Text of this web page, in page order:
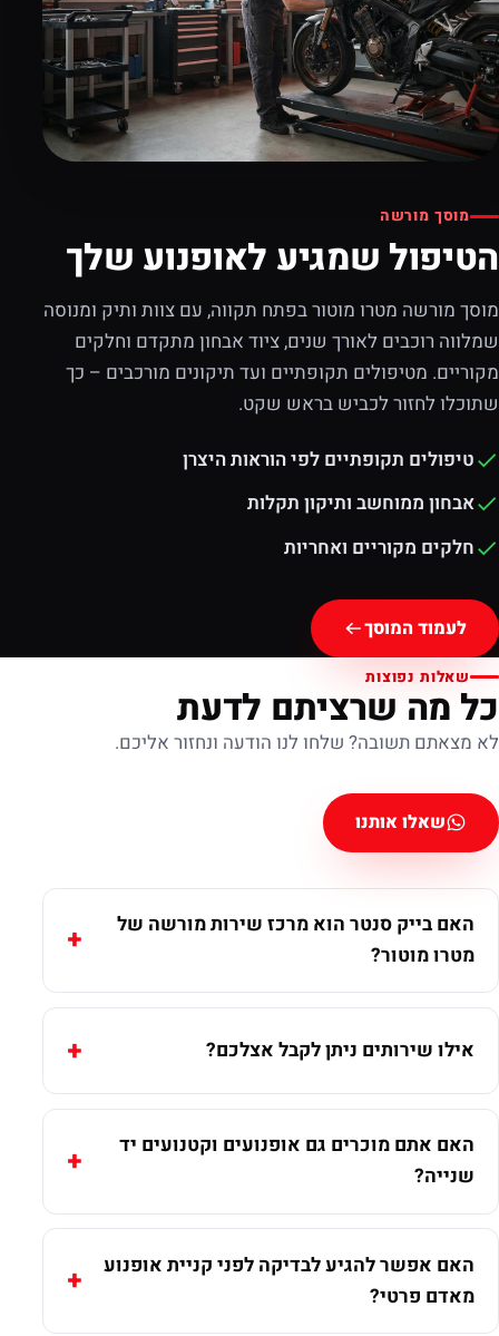
מוסך מורשה
הטיפול שמגיע לאופנוע שלך
מוסך מורשה מטרו מוטור בפתח תקווה, עם צוות ותיק ומנוסה
שמלווה רוכבים לאורך שנים, ציוד אבחון מתקדם וחלקים
מקוריים. מטיפולים תקופתיים ועד תיקונים מורכבים – כך
שתוכלו לחזור לכביש בראש שקט.
טיפולים תקופתיים לפי הוראות היצרן
אבחון ממוחשב ותיקון תקלות
חלקים מקוריים ואחריות
לעמוד המוסך
שאלות נפוצות
כל מה שרציתם לדעת
לא מצאתם תשובה? שלחו לנו הודעה ונחזור אליכם.
שאלו אותנו
האם בייק סנטר הוא מרכז שירות מורשה של
מטרו מוטור?
אילו שירותים ניתן לקבל אצלכם?
האם אתם מוכרים גם אופנועים וקטנועים יד
שנייה?
האם אפשר להגיע לבדיקה לפני קניית אופנוע
מאדם פרטי?